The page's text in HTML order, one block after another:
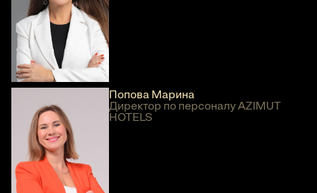
Попова Марина
Директор по персоналу AZIMUT
HOTELS